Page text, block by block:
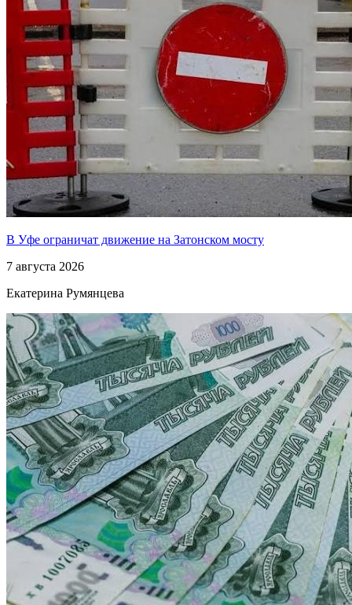
В Уфе ограничат движение на Затонском мосту
7 августа 2026
Екатерина Румянцева